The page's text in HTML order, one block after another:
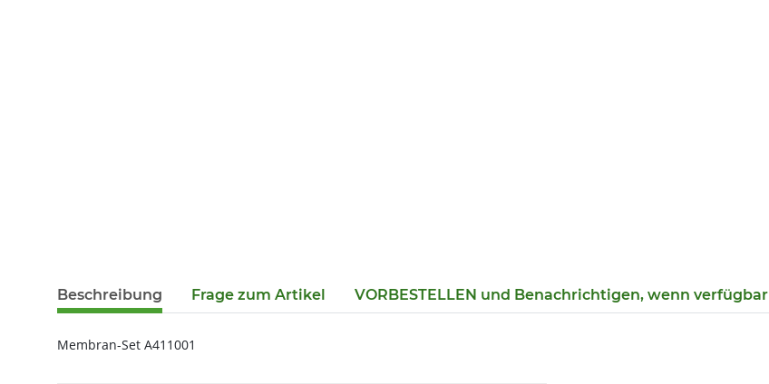
Beschreibung Frage zum Artikel VORBESTELLEN und Benachrichtigen, wenn verfügbar
Membran-Set A411001